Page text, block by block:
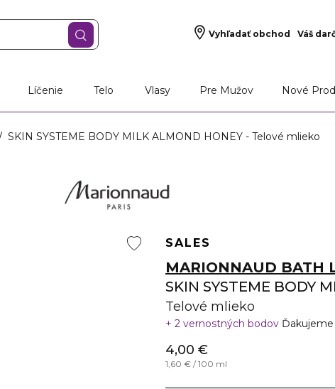
Vyhľadať obchod Váš
Líčenie Telo Vlasy Pre Mužov Nové
SKIN SYSTEME BODY MILK ALMOND HONEY - Telové mlieko
SALES
MARIONNAUD BATH
SKIN SYSTEME BODY
Telové mlieko
2 vernostných bodov Ďakujeme
4,00 €
1,60 € / 100 ml